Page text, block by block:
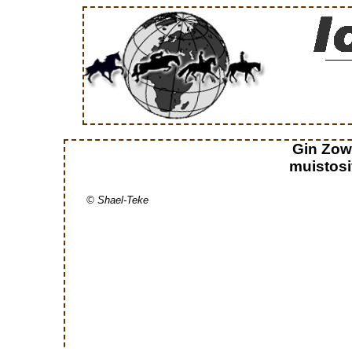
Gin
© Shael-Teke